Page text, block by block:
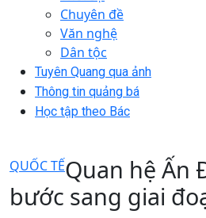
Chuyên đề
Văn nghệ
Dân tộc
Tuyên Quang qua ảnh
Thông tin quảng bá
Học tập theo Bác
QUỐC TẾQuan hệ Ấn
bước sang giai